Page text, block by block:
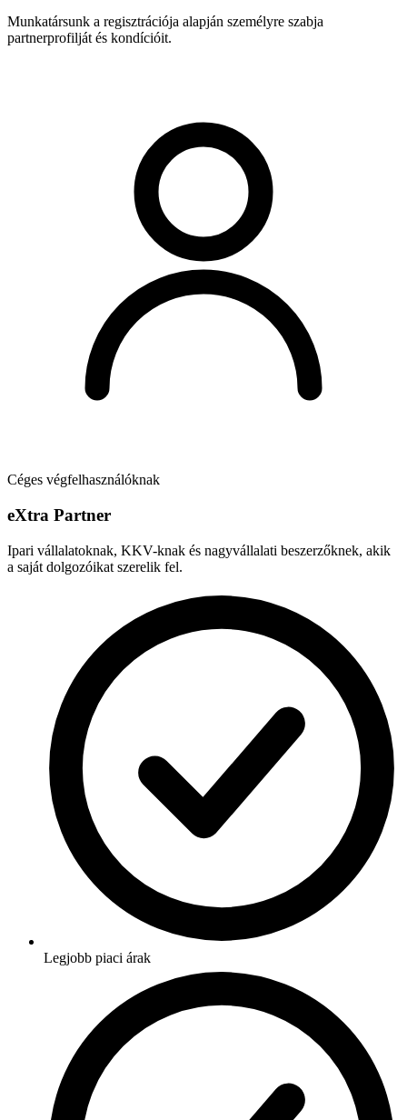
Munkatársunk a regisztrációja alapján személyre szabja
partnerprofilját és kondícióit.
Céges végfelhasználóknak
eXtra Partner
Ipari vállalatoknak, KKV-knak és nagyvállalati beszerzőknek, akik
a saját dolgozóikat szerelik fel.
Legjobb piaci árak